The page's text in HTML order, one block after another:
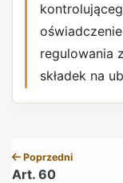
regulowania
składek na
Poprzedni
Art. 60